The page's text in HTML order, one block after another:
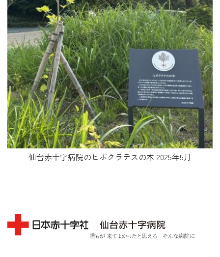
仙台赤十字病院のヒポクラテスの木 2025年5月